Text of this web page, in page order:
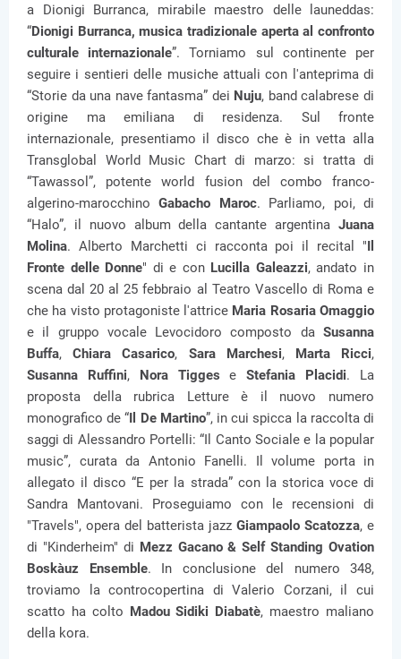
a Dionigi Burranca, mirabile maestro delle launeddas:
“Dionigi Burranca, musica tradizionale aperta al confronto
culturale internazionale”. Torniamo sul continente per
seguire i sentieri delle musiche attuali con l'anteprima di
“Storie da una nave fantasma” dei Nuju, band calabrese di
origine ma emiliana di residenza. Sul fronte
internazionale, presentiamo il disco che è in vetta alla
Transglobal World Music Chart di marzo: si tratta di
“Tawassol”, potente world fusion del combo franco-
algerino-marocchinoGabacho Maroc. Parliamo, poi, di
“Halo”, il nuovo album della cantante argentina Juana
Molina. Alberto Marchetti ci racconta poi il recital "Il
Fronte delle Donne" di e con Lucilla Galeazzi, andato in
scena dal 20 al 25 febbraio al Teatro Vascello di Roma e
che ha visto protagoniste l'attrice Maria Rosaria Omaggio
e il gruppo vocale Levocidoro composto da Susanna
Buffa,Chiara Casarico, Sara Marchesi, Marta Ricci,
Susanna Ruffini, Nora TiggeseStefania Placidi. La
proposta della rubrica Letture è il nuovo numero
monografico de “Il De Martino”, in cui spicca la raccolta di
saggi di Alessandro Portelli: “Il Canto Sociale e la popular
music”, curata da Antonio Fanelli. Il volume porta in
allegato il disco “E per la strada” con la storica voce di
Sandra Mantovani. Proseguiamo con le recensioni di
"Travels", opera del batterista jazz Giampaolo Scatozza, e
di "Kinderheim" di Mezz Gacano & Self Standing Ovation
Boskàuz Ensemble. In conclusione del numero 348,
troviamo la controcopertina di Valerio Corzani, il cui
scatto ha colto Madou Sidiki Diabatè, maestro maliano
della kora.